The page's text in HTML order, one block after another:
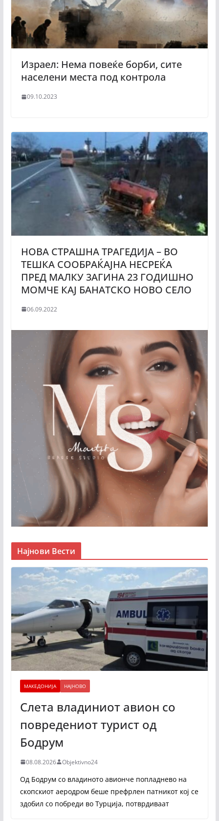
Израел: Нема повеќе борби, сите
населени места под контрола
09.10.2023
НОВА CTPAШНА ТPAГЕДИЈА – ВО
ТЕШКА COOБРАЌАЈНА НЕСРЕЌА
ПРЕД МАЛКУ 3АГИНА 23 ГОДИШНО
МОМЧЕ КАЈ БАНАТСКО НОВО СЕЛО
06.09.2022
Најнови Вести
МАКЕДОНИЈА НАЈНОВО
Слета владиниот авион со
повредениот турист од
Бодрум
08.08.2026 Objektivno24
Од Бодрум со владиното авионче попладнево на
скопскиот аеродром беше префрлен патникот кој се
здобил со побреди во Турција, потврдиваат